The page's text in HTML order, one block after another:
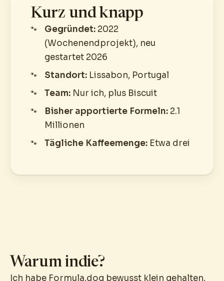
Kurz und knapp
Gegründet: 2022
(Wochenendprojekt), neu
gestartet 2026
Standort: Lissabon, Portugal
Team: Nur ich, plus Biscuit
Bisher apportierte Formeln: 2.1
Millionen
Tägliche Kaffeemenge: Etwa drei
Warum indie?
Ich habe Formula.dog bewusst klein gehalten.